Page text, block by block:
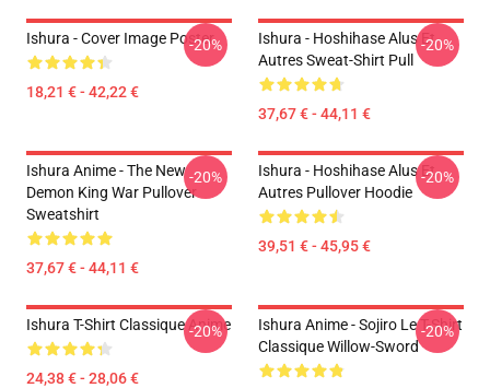
Ishura - Cover Image Poster
18,21 € - 42,22 €
-20%
Ishura - Hoshihase Alus Et
Autres Sweat-Shirt Pull
37,67 € - 44,11 €
-20%
Ishura Anime - The New
Demon King War Pullover
Sweatshirt
37,67 € - 44,11 €
-20%
Ishura - Hoshihase Alus Et
Autres Pullover Hoodie
39,51 € - 45,95 €
-20%
Ishura T-Shirt Classique Anime
24,38 € - 28,06 €
-20%
Ishura Anime - Sojiro Le T-Shirt
Classique Willow-Sword
-20%